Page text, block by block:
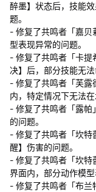
醉墨】状态后，技能
题。
- 修复了共鸣者「嘉贝
型表现异常的问题。
- 修复了共鸣者「卡
决】后，部分技能无法
- 修复了共鸣者「芙露
内，特定情况下无法在
- 修复了共鸣者「露帕
的问题。
- 修复了共鸣者「坎特
醒】伤害的问题。
- 修复了共鸣者「坎特
界面内，部分动作模型
- 修复了共鸣者「布兰